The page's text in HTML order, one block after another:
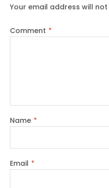
Your email address will
Comment *
Name *
Email *